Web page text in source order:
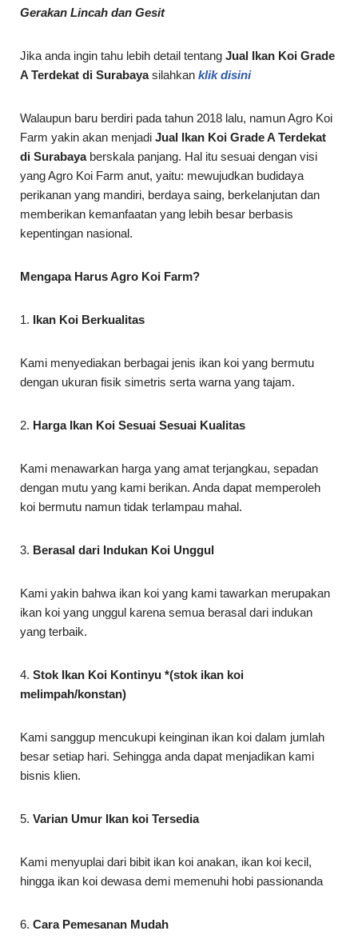
Gerakan Lincah dan Gesit
Jika anda ingin tahu lebih detail tentang Jual Ikan Koi Grade
A Terdekat di Surabayasilahkan klik disini
Walaupun baru berdiri pada tahun 2018 lalu, namun Agro Koi
Farm yakin akan menjadi Jual Ikan Koi Grade A Terdekat
di Surabayaberskala panjang. Hal itu sesuai dengan visi
yang Agro Koi Farm anut, yaitu: mewujudkan budidaya
perikanan yang mandiri, berdaya saing, berkelanjutan dan
memberikan kemanfaatan yang lebih besar berbasis
kepentingan nasional.
Mengapa Harus Agro Koi Farm?
1. Ikan Koi Berkualitas
Kami menyediakan berbagai jenis ikan koi yang bermutu
dengan ukuran fisik simetris serta warna yang tajam.
2. Harga Ikan Koi Sesuai Sesuai Kualitas
Kami menawarkan harga yang amat terjangkau, sepadan
dengan mutu yang kami berikan. Anda dapat memperoleh
koi bermutu namun tidak terlampau mahal.
3. Berasal dari Indukan Koi Unggul
Kami yakin bahwa ikan koi yang kami tawarkan merupakan
ikan koi yang unggul karena semua berasal dari indukan
yang terbaik.
4. Stok Ikan Koi Kontinyu *(stok ikan koi
melimpah/konstan)
Kami sanggup mencukupi keinginan ikan koi dalam jumlah
besar setiap hari. Sehingga anda dapat menjadikan kami
bisnis klien.
5. Varian Umur Ikan koi Tersedia
Kami menyuplai dari bibit ikan koi anakan, ikan koi kecil,
hingga ikan koi dewasa demi memenuhi hobi passionanda
6. Cara Pemesanan Mudah